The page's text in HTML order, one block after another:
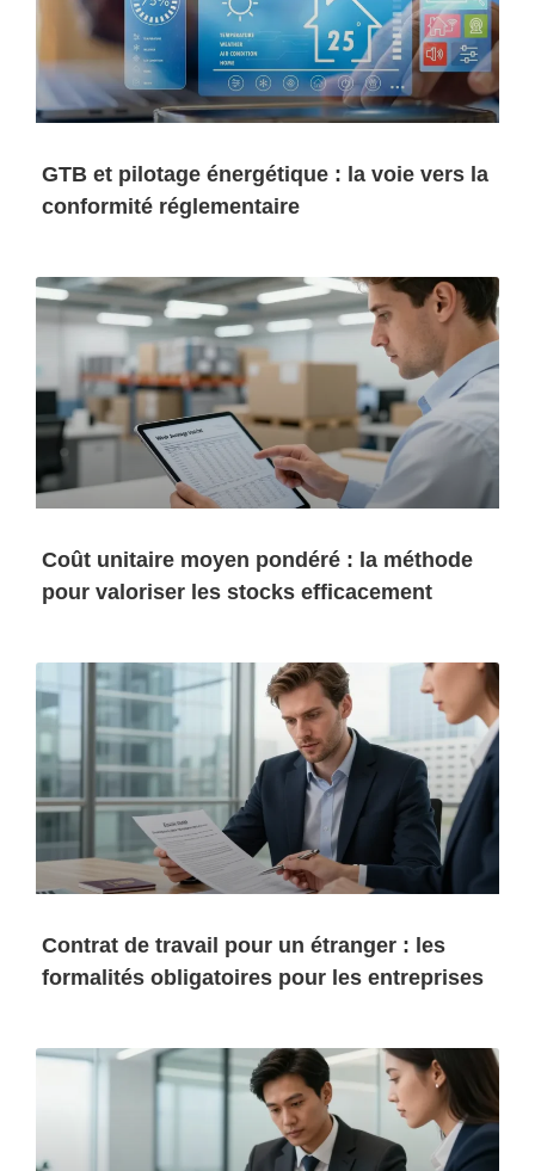
GTB et pilotage énergétique : la voie vers la
conformité réglementaire
Coût unitaire moyen pondéré : la méthode
pour valoriser les stocks efficacement
Contrat de travail pour un étranger : les
formalités obligatoires pour les entreprises